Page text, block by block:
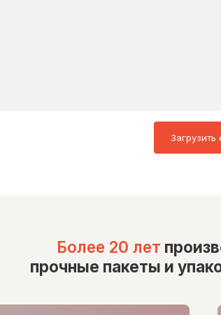
Загрузить
Более 20 лет
прочные пакеты и